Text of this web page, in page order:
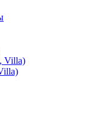
Villa)